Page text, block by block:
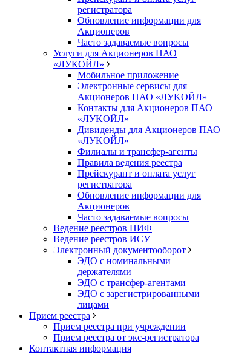
регистратора
Обновление информации для
Акционеров
Часто задаваемые вопросы
Услуги для Акционеров ПАО
«ЛУКОЙЛ»
Мобильное приложение
Электронные сервисы для
Акционеров ПАО «ЛУKOЙЛ»
Контакты для Акционеров ПАО
«ЛУKOЙЛ»
Дивиденды для Акционеров ПАО
«ЛУKOЙЛ»
Филиалы и трансфер-агенты
Правила ведения реестра
Прейскурант и оплата услуг
регистратора
Обновление информации для
Акционеров
Часто задаваемые вопросы
Ведение реестров ПИФ
Ведение реестров ИСУ
Электронный документооборот
ЭДО с номинальными
держателями
ЭДО с трансфер-агентами
ЭДО с зарегистрированными
лицами
Прием реестра
Прием реестра при учреждении
Прием реестра от экс-регистратора
Контактная информация